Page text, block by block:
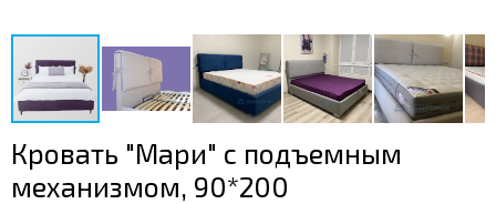
Кровать "Мари" с подъемным
механизмом, 90*200